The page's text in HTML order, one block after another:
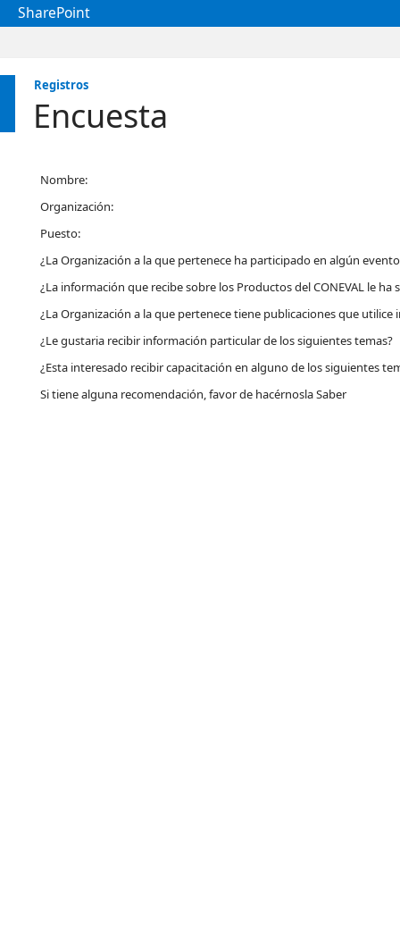
SharePoint
Registros
Encuesta
Nombre:
Organización:
Puesto:
¿La Organización a la que pertenece ha participado en algún evento
¿La información que recibe sobre los Productos del CONEVAL le ha
¿La Organización a la que pertenece tiene publicaciones que utilice
¿Le gustaria recibir información particular de los siguientes temas?
¿Esta interesado recibir capacitación en alguno de los siguientes
Si tiene alguna recomendación, favor de hacérnosla Saber